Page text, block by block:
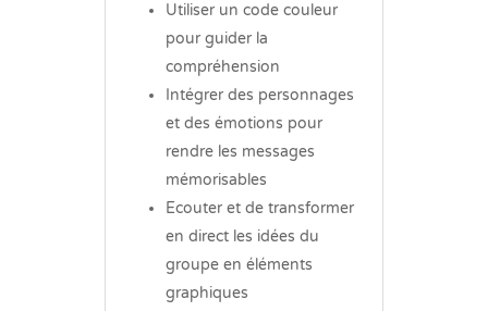
Utiliser un code couleur
pour guider la
compréhension
Intégrer des personnages
et des émotions pour
rendre les messages
mémorisables
Ecouter et de transformer
en direct les idées du
groupe en éléments
graphiques